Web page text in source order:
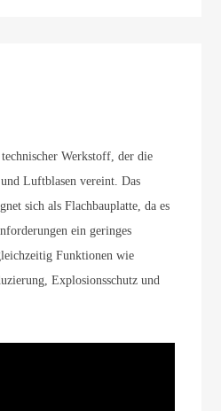
Werkstoff, der die
Luftblasen vereint. Das
sich als Flachbauplatte, da es
ein geringes
Funktionen wie
Explosionsschutz und